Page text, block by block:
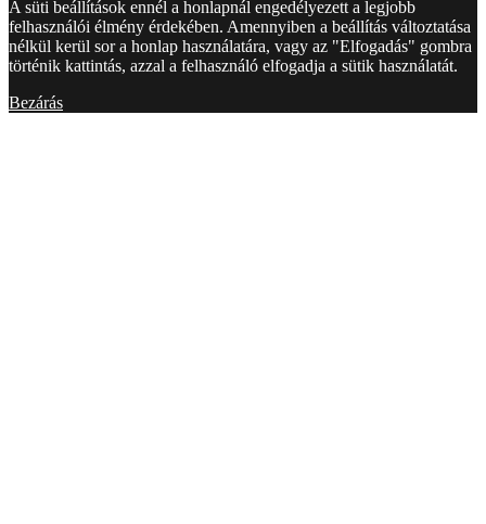
A süti beállítások ennél a honlapnál engedélyezett a legjobb
felhasználói élmény érdekében. Amennyiben a beállítás változtatása
nélkül kerül sor a honlap használatára, vagy az "Elfogadás" gombra
történik kattintás, azzal a felhasználó elfogadja a sütik használatát.
Bezárás